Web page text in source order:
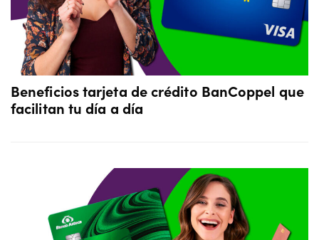
Beneficios tarjeta de crédito BanCoppel que
facilitan tu día a día